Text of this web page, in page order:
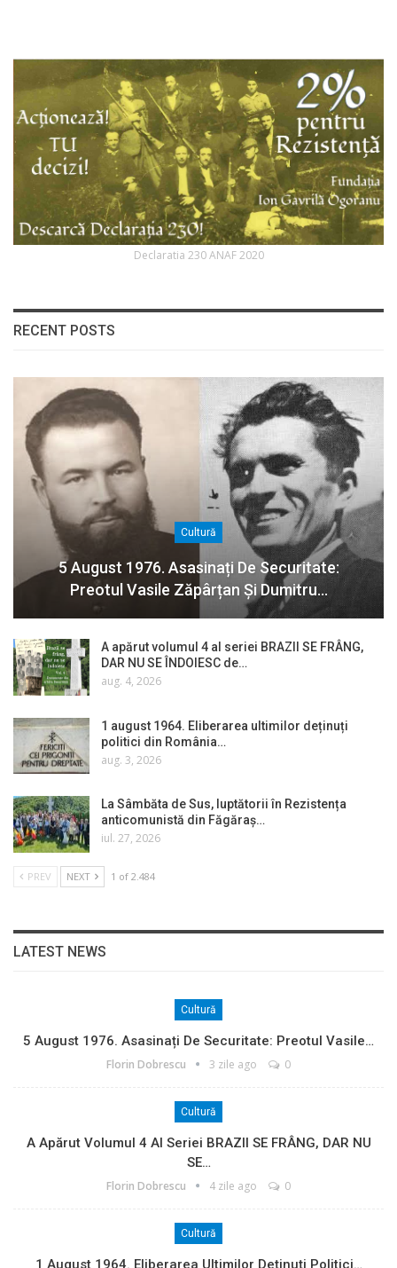
Declaratia 230 ANAF 2020
RECENT POSTS
Cultură
5 August 1976. Asasinați De Securitate:
Preotul Vasile Zăpârțan Și Dumitru…
A apărut volumul 4 al seriei BRAZII SE FRÂNG,
DAR NU SE ÎNDOIESC de…
aug. 4, 2026
1 august 1964. Eliberarea ultimilor deținuți
politici din România…
aug. 3, 2026
La Sâmbăta de Sus, luptătorii în Rezistența
anticomunistă din Făgăraș…
iul. 27, 2026
PREV NEXT 1 of 2.484
LATEST NEWS
Cultură
5 August 1976. Asasinați De Securitate: Preotul Vasile…
Florin Dobrescu 3 zile ago 0
Cultură
A Apărut Volumul 4 Al Seriei BRAZII SE FRÂNG, DAR NU
SE…
Florin Dobrescu 4 zile ago 0
Cultură
1 August 1964. Eliberarea Ultimilor Deținuți Politici…